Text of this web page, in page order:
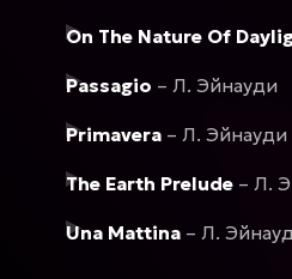
On The Nature Of
Passagio – Л. Эйнауди
Primavera – Л. Эйнауди
The Earth Prelude – Л.
Una Mattina – Л.